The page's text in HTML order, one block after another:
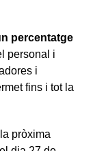
percentatge
personal i
i
fins i tot la
pròxima